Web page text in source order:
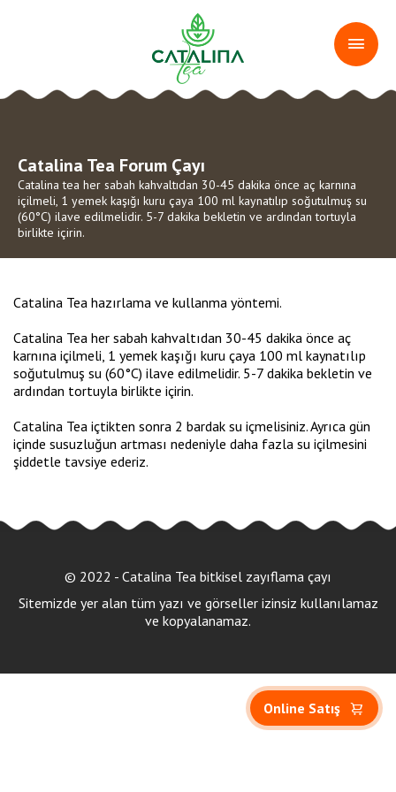
Catalina Tea Forum Çayı
Catalina tea her sabah kahvaltıdan 30-45 dakika önce aç karnına
içilmeli, 1 yemek kaşığı kuru çaya 100 ml kaynatılıp soğutulmuş su
(60°C) ilave edilmelidir. 5-7 dakika bekletin ve ardından tortuyla
birlikte içirin.
Catalina Tea hazırlama ve kullanma yöntemi.
Catalina Tea her sabah kahvaltıdan 30-45 dakika önce aç
karnına içilmeli, 1 yemek kaşığı kuru çaya 100 ml kaynatılıp
soğutulmuş su (60°C) ilave edilmelidir. 5-7 dakika bekletin ve
ardından tortuyla birlikte içirin.
Catalina Tea içtikten sonra 2 bardak su içmelisiniz. Ayrıca gün
içinde susuzluğun artması nedeniyle daha fazla su içilmesini
şiddetle tavsiye ederiz.
© 2022 - Catalina Tea bitkisel zayıflama çayı
Sitemizde yer alan tüm yazı ve görseller izinsiz kullanılamaz
ve kopyalanamaz.
Online Satış